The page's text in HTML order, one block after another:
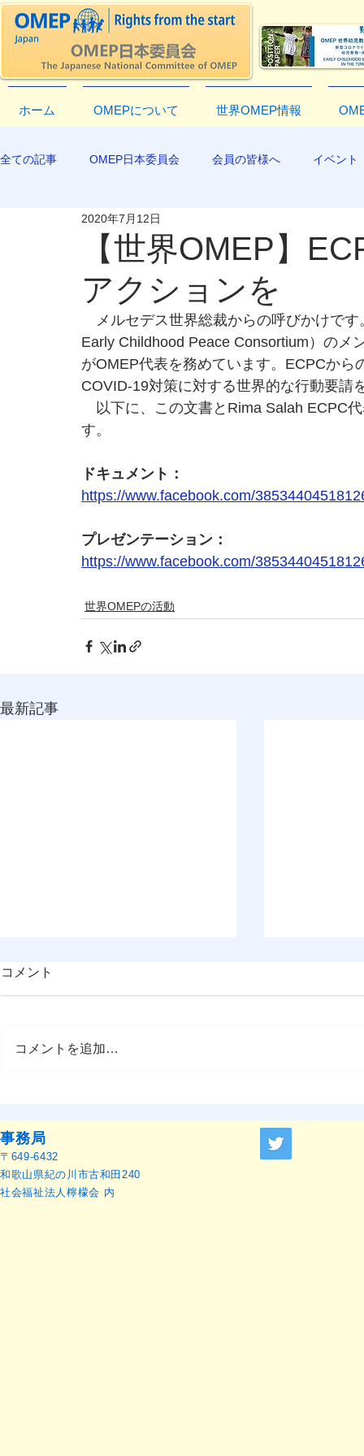
ホーム OMEPについて 世界OMEP情報
全ての記事 OMEP日本委員会 会員の皆様へ イベント
EXCO-COMMUNICATION
【世界OMEP】
アクションを
2020年7月12日
メルセデス世界総裁からの呼びかけで
Early Childhood Peace Consortium）のメ
がOMEP代表を務めています。ECPCか
COVID-19対策に対する世界的な行動要請
以下に、この文書とRima Salah ECPC
す。
ドキュメント：
https://www.facebook.com/
プレゼンテーション：
https://www.facebook.com/
世界OMEPの活動
最新記事
催のお知らせ
本語訳）
コメント
コメントを追加…
事務局
〒649-6432
和歌山県紀の川市古和田240
社会福祉法人檸檬会 内